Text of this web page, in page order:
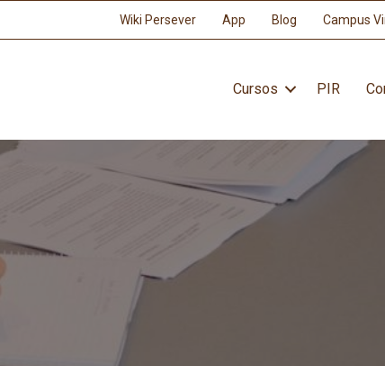
Wiki Persever App Blog Campus
Cursos PIR